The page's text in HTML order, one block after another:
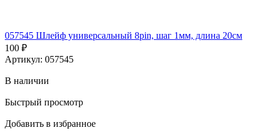
057545 Шлейф универсальный 8pin, шаг 1мм, длина 20см
100 ₽
Артикул: 057545
В наличии
Быстрый просмотр
Добавить в избранное